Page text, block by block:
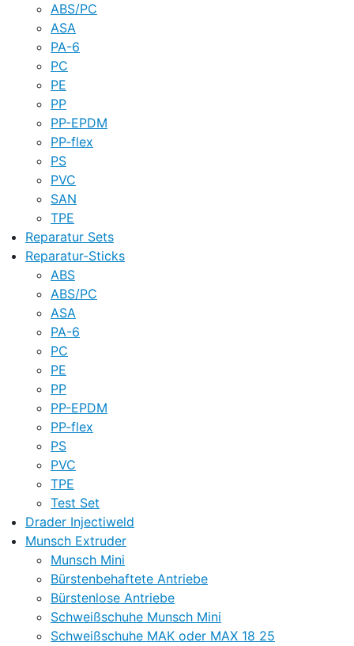
ABS/PC
ASA
PA-6
PC
PE
PP
PP-EPDM
PP-flex
PS
PVC
SAN
TPE
Reparatur Sets
Reparatur-Sticks
ABS
ABS/PC
ASA
PA-6
PC
PE
PP
PP-EPDM
PP-flex
PS
PVC
TPE
Test Set
Drader Injectiweld
Munsch Extruder
Munsch Mini
Bürstenbehaftete Antriebe
Bürstenlose Antriebe
Schweißschuhe Munsch Mini
Schweißschuhe MAK oder MAX 18 25